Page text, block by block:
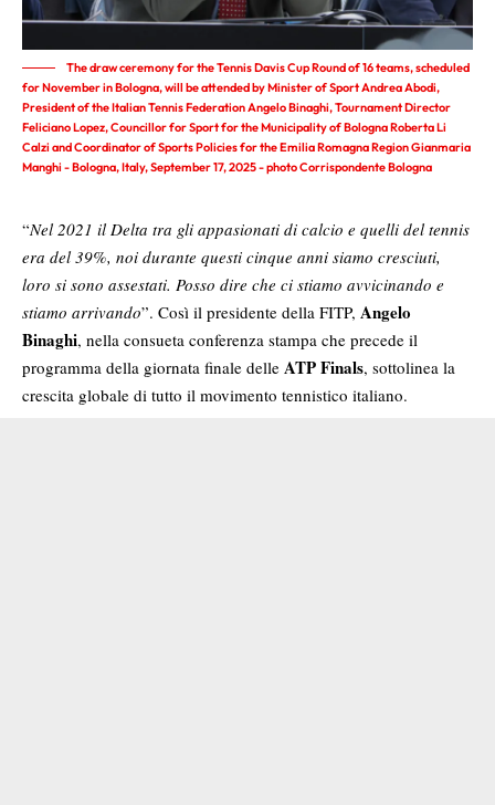
The draw ceremony for the Tennis Davis Cup Round of 16 teams, scheduled
for November in Bologna, will be attended by Minister of Sport Andrea Abodi,
President of the Italian Tennis Federation Angelo Binaghi, Tournament Director
Feliciano Lopez, Councillor for Sport for the Municipality of Bologna Roberta Li
Calzi and Coordinator of Sports Policies for the Emilia Romagna Region Gianmaria
Manghi - Bologna, Italy, September 17, 2025 - photo Corrispondente Bologna
“Nel 2021 il Delta tra gli appasionati di calcio e quelli del tennis
era del 39%, noi durante questi cinque anni siamo cresciuti,
loro si sono assestati. Posso dire che ci stiamo avvicinando e
stiamo arrivando”. Così il presidente della FITP, Angelo
Binaghi, nella consueta conferenza stampa che precede il
programma della giornata finale delle ATP Finals, sottolinea la
crescita globale di tutto il movimento tennistico italiano.